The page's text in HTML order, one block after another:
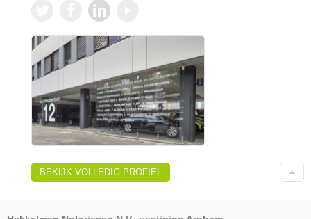
BEKIJK VOLLEDIG PROFIEL